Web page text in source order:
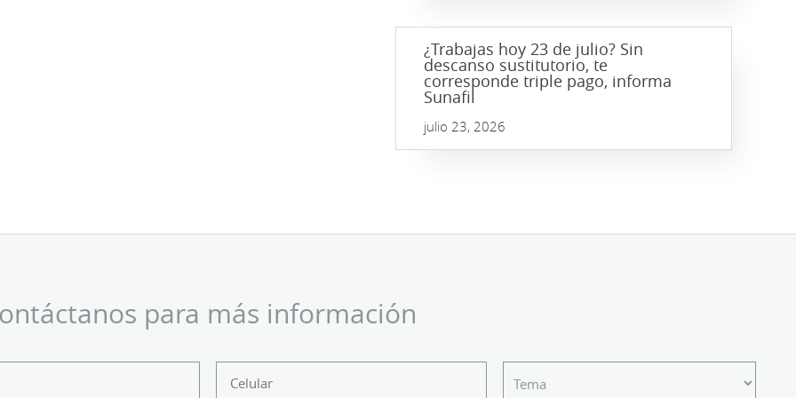
¿Trabajas hoy 23 de julio? Sin
descanso sustitutorio, te
corresponde triple pago, informa
Sunafil
julio 23, 2026
para más información